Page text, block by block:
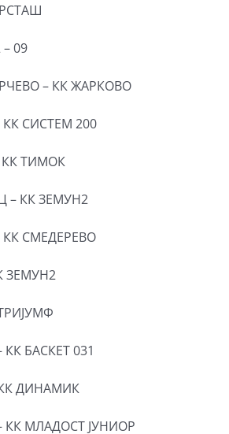
09
– КК ЖАРКОВО
СИСТЕМ 200
КК ТИМОК
– КК ЗЕМУН2
КК СМЕДЕРЕВО
ЗЕМУН2
БАСКЕТ 031
КК ДИНАМИК
КК МЛАДОСТ ЈУНИОР